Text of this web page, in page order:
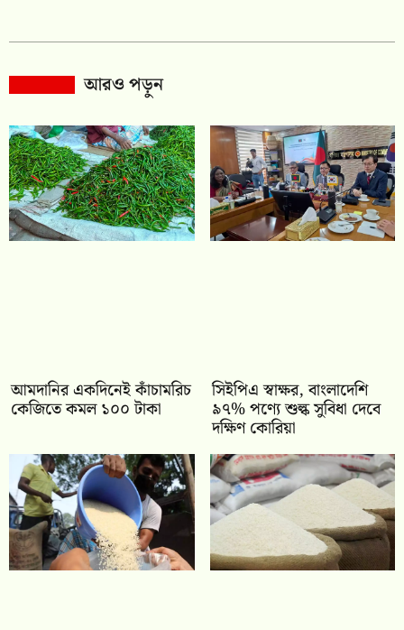
আরও পড়ুন
আমদানির একদিনেই কাঁচামরিচ
কেজিতে কমল ১০০ টাকা
সিইপিএ স্বাক্ষর, বাংলাদেশি
৯৭% পণ্যে শুল্ক সুবিধা দেবে
দক্ষিণ কোরিয়া